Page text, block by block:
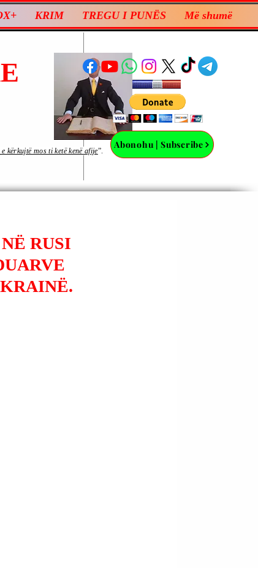
KRIM TREGU I PUNËS Më shumë
Abonohu | Subscribe
kërkujtë mos ti ketë kenë afije”.
RUSI